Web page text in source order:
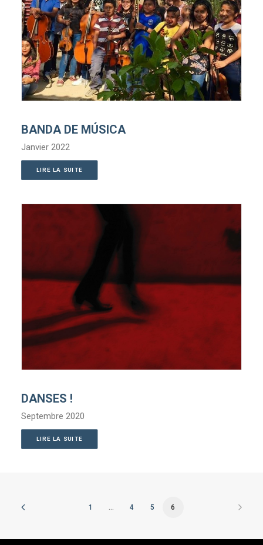
BANDA DE MÚSICA
Janvier 2022
LIRE LA SUITE
DANSES !
Septembre 2020
LIRE LA SUITE
1 4 5 6